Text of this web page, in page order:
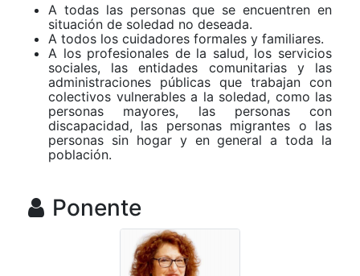
A todas las personas que se encuentren en
situación de soledad no deseada.
A todos los cuidadores formales y familiares.
A los profesionales de la salud, los servicios
sociales, las entidades comunitarias y las
administraciones públicas que trabajan con
colectivos vulnerables a la soledad, como las
personas mayores, las personas con
discapacidad, las personas migrantes o las
personas sin hogar y en general a toda la
población.
Ponente